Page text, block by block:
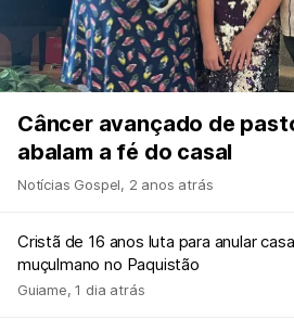
Câncer avançado de
abalam a fé do casal
Notícias Gospel, 2 anos atrás
Cristã de 16 anos luta para anular
muçulmano no Paquistão
Guiame,1 dia atrás